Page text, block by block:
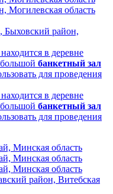
Быховский район,
в деревне
банкетный зал
для проведения
в деревне
банкетный зал
для проведения